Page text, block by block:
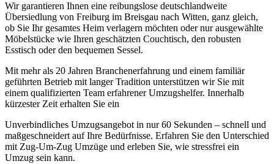
Wir garantieren Ihnen eine reibungslose deutschlandweite
Übersiedlung von Freiburg im Breisgau nach Witten, ganz gleich,
ob Sie Ihr gesamtes Heim verlagern möchten oder nur ausgewählte
Möbelstücke wie Ihren geschätzten Couchtisch, den robusten
Esstisch oder den bequemen Sessel.
Mit mehr als 20 Jahren Branchenerfahrung und einem familiär
geführten Betrieb mit langer Tradition unterstützen wir Sie mit
einem qualifizierten Team erfahrener Umzugshelfer. Innerhalb
kürzester Zeit erhalten Sie ein
Unverbindliches Umzugsangebot in nur 60 Sekunden – schnell und
maßgeschneidert auf Ihre Bedürfnisse. Erfahren Sie den Unterschied
mit Zug-Um-Zug Umzüge und erleben Sie, wie stressfrei ein
Umzug sein kann.